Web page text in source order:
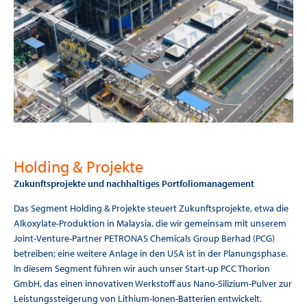
Holding & Projekte
Zukunftsprojekte und nachhaltiges Portfoliomanagement
Das Segment Holding & Projekte steuert Zukunftsprojekte, etwa die
Alkoxylate-Produktion in Malaysia, die wir gemeinsam mit unserem
Joint-Venture-Partner PETRONAS Chemicals Group Berhad (PCG)
betreiben; eine weitere Anlage in den USA ist in der Planungsphase.
In diesem Segment führen wir auch unser Start-up PCC Thorion
GmbH, das einen innovativen Werkstoff aus Nano-Silizium-Pulver zur
Leistungssteigerung von Lithium-Ionen-Batterien entwickelt.